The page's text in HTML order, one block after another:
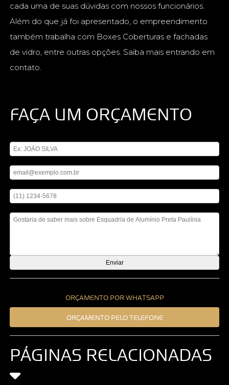
cada uma de suas dúvidas com nossos funcionários.
Além do que já foi apresentado, o empreendimento
também trabalha com Boxes Coberturas e fachadas
de vidro, entre outras opções. Saiba mais entrando em
contato.
FAÇA UM ORÇAMENTO
ORÇAMENTO POR WHATSAPP
ORÇAMENTO PELO TELEFONE
PÁGINAS RELACIONADAS